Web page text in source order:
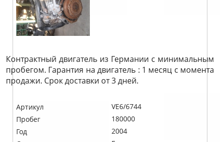
Контрактный двигатель из Германии с минимальным
пробегом. Гарантия на двигатель : 1 месяц с момента
продажи. Срок доставки от 3 дней.
Артикул
VE6/6744
Пробег
180000
Год
2004